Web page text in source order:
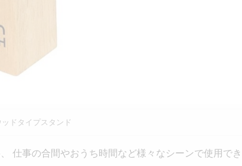
ドタイプスタンド
仕事の合間やおうち時間など様々なシーンで使用でき